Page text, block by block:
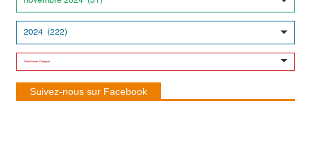
Suivez-nous sur Facebook